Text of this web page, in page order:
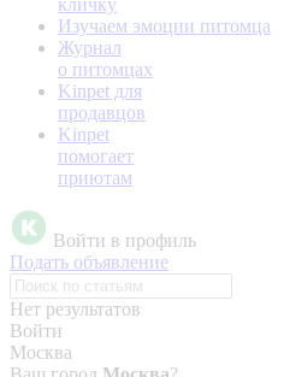
кличку
Изучаем эмоции питомца
Журнал
о питомцах
Kinpet для
продавцов
Kinpet
помогает
приютам
Войти в профиль
Подать объявление
Нет результатов
Войти
Москва